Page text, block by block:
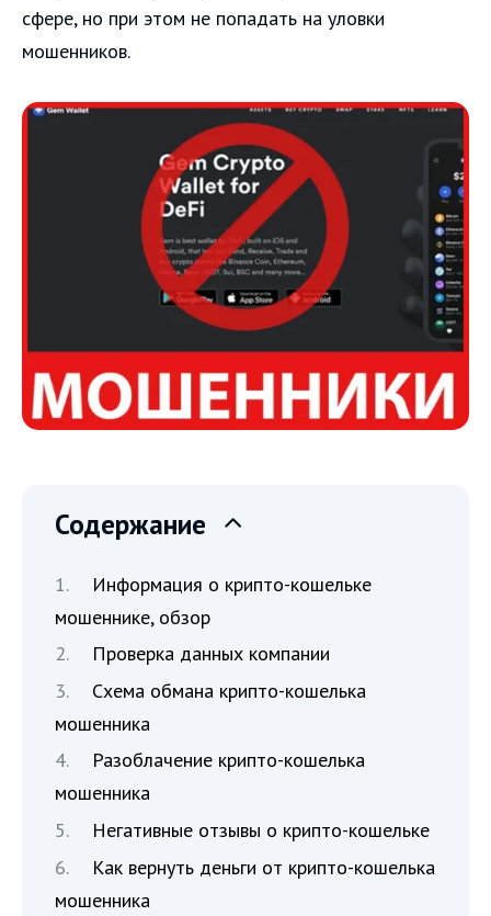
сфере, но при этом не попадать на уловки
мошенников.
Содержание
Информация о крипто-кошельке
мошеннике, обзор
Проверка данных компании
Схема обмана крипто-кошелька
мошенника
Разоблачение крипто-кошелька
мошенника
Негативные отзывы о крипто-кошельке
Как вернуть деньги от крипто-кошелька
мошенника